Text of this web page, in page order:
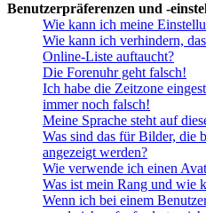
Benutzerpräferenzen und -
Wie kann ich meine
Wie kann ich verhindern,
Online-Liste auftaucht?
Die Forenuhr geht falsch!
Ich habe die Zeitzone
immer noch falsch!
Meine Sprache steht auf
Was sind das für Bilder, die
angezeigt werden?
Wie verwende ich einen
Was ist mein Rang und wie
Wenn ich bei einem